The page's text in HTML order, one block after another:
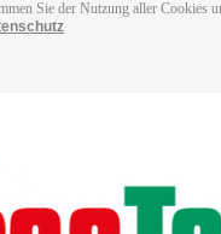
Sie der Nutzung aller Cookies